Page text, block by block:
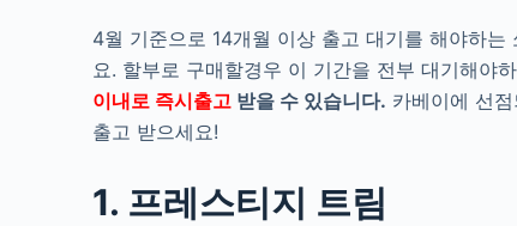
4월 기준으로 14개월 이상 출고 대기를 해야하
요. 할부로 구매할경우 이 기간을 전부 대기해야
이내로 즉시출고 받을 수 있습니다. 카베이에 선
출고 받으세요!
1. 프레스티지 트림